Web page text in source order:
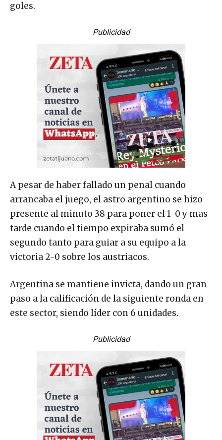
goles.
Publicidad
A pesar de haber fallado un penal cuando
arrancaba el juego, el astro argentino se hizo
presente al minuto 38 para poner el 1-0 y mas
tarde cuando el tiempo expiraba sumó el
segundo tanto para guiar a su equipo a la
victoria 2-0 sobre los austriacos.
Argentina se mantiene invicta, dando un gran
paso a la calificación de la siguiente ronda en
este sector, siendo líder con 6 unidades.
Publicidad